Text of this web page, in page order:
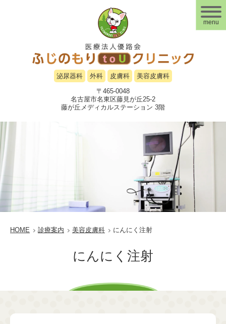
泌尿器科 外科 皮膚科
美容皮膚科
〒465-0048
名古屋市名東区藤見が丘25-2
藤が丘メディカルステーション 3階
menu
HOME 診療案内 美容皮膚科 にんにく注射
にんにく注射